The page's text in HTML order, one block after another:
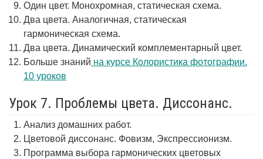
Один цвет. Монохромная, статическая схема.
Два цвета. Аналогичная, статическая
гармоническая схема.
Два цвета. Динамический комплементарный цвет.
Больше знаний на курсе Колористика фотографии.
10 уроков
Урок 7. Проблемы цвета. Диссонанс.
Анализ домашних работ.
Цветовой диссонанс. Фовизм, Экспрессионизм.
Программа выбора гармонических цветовых